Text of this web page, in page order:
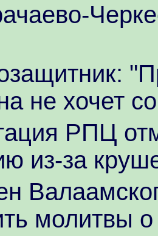
не хочет
РПЦ
из-за
молитвы